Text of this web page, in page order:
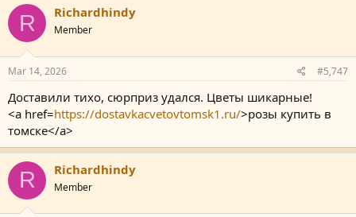
R Richardhindy
Member
Mar 14, 2026 #5,747
Доставили тихо, сюрприз удался. Цветы шикарные!
<a href=https://dostavkacvetovtomsk1.ru/>розы купить в
томске</a>
R Richardhindy
Member